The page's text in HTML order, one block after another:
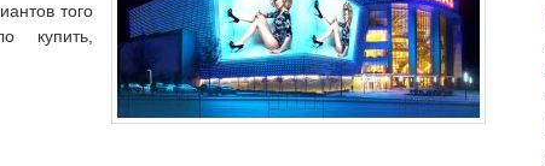
того
купить,